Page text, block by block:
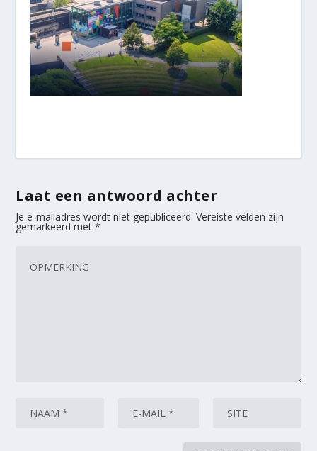
Laat een antwoord achter
Je e-mailadres wordt niet gepubliceerd. Vereiste velden zijn
gemarkeerd met*